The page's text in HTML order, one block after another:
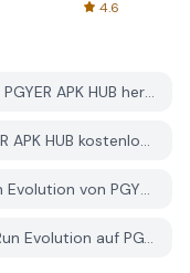
4.6
Wie lade ich Snake Run Evolution von PGYER APK HUB herunter?
Ist das Snake Run Evolution auf PGYER APK HUB kostenlos zum Download?
Benötige ich ein Konto, um Snake Run Evolution von PGYER APK HUB herunterzuladen?
Wie kann ich ein Problem mit Snake Run Evolution auf PGYER APK HUB melden?